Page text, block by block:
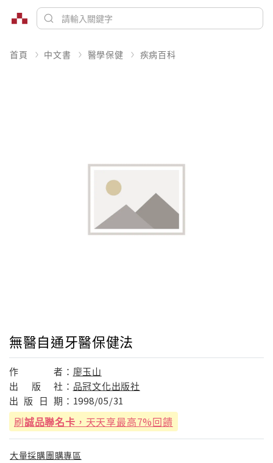
首頁 中文書 醫學保健 疾病百科
無醫自通牙醫保健法
作 者： 廖玉山
出
版 社： 品冠文化出版社
出 版 日 期： 1998/05/31
刷誠品聯名卡 ，天天享最高7%回饋
大量採購團購專區